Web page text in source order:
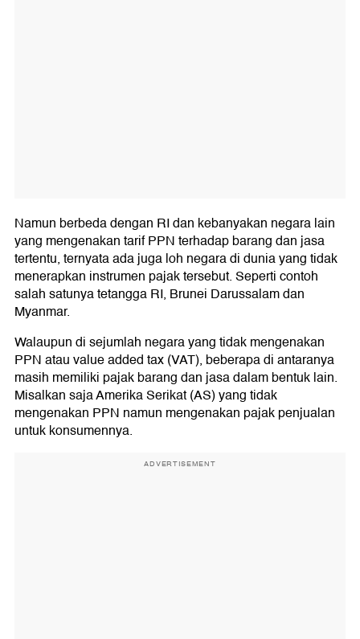
Namun berbeda dengan RI dan kebanyakan negara lain
yang mengenakan tarif PPN terhadap barang dan jasa
tertentu, ternyata ada juga loh negara di dunia yang tidak
menerapkan instrumen pajak tersebut. Seperti contoh
salah satunya tetangga RI, Brunei Darussalam dan
Myanmar.
Walaupun di sejumlah negara yang tidak mengenakan
PPN atau value added tax (VAT), beberapa di antaranya
masih memiliki pajak barang dan jasa dalam bentuk lain.
Misalkan saja Amerika Serikat (AS) yang tidak
mengenakan PPN namun mengenakan pajak penjualan
untuk konsumennya.
ADVERTISEMENT